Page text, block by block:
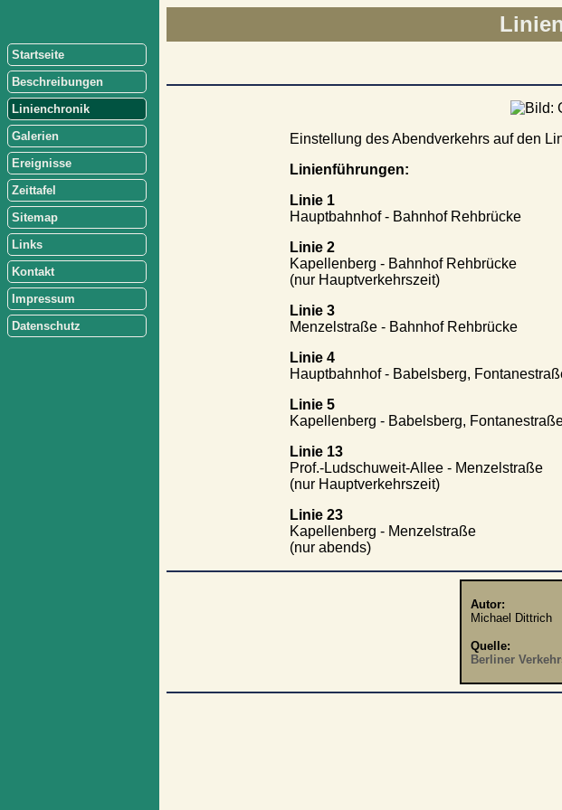
Startseite
Beschreibungen
Linienchronik
Galerien
Ereignisse
Zeittafel
Sitemap
Links
Kontakt
Impressum
Datenschutz
Einstellung des Abendverkehrs auf den
Linienführungen:
Linie 1
Hauptbahnhof - Bahnhof Rehbrücke
Linie 2
Kapellenberg - Bahnhof Rehbrücke
(nur Hauptverkehrszeit)
Linie 3
Menzelstraße - Bahnhof Rehbrücke
Linie 4
Hauptbahnhof - Babelsberg,
Linie 5
Kapellenberg - Babelsberg,
Linie 13
Prof.-Ludschuweit-Allee - Menzelstraße
(nur Hauptverkehrszeit)
Linie 23
Kapellenberg - Menzelstraße
(nur abends)
Autor:
Michael Dittrich
Quelle:
Berliner